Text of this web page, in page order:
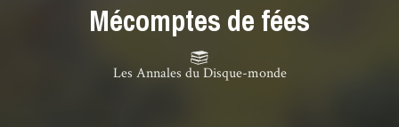
Mécomptes de fées
Les Annales du Disque-monde